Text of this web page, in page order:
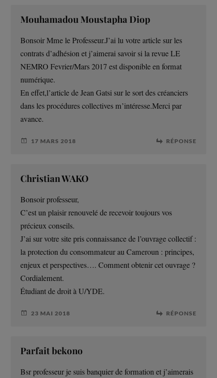
Mouhamadou Moustapha Diop
Bonsoir Mme le Professeur.J’ai lu votre article sur les
contrats d’adhésion et j’aimerai savoir si la revue LE
NEMRO Fevrier/Mars 2017 est disponible en format
numérique.
En effet,l’article de Jean Gatsi sur le sort des créanciers
dans les procédures collectives m’intéresse.Merci par
avance.
17 MARS 2018 RÉPONSE
Christian WAKO
Bonsoir professeur,
C’est un plaisir renouvelé de recevoir toujours vos
précieux conseils.
J’ai sur votre site pris connaissance de l’ouvrage collectif :
la protection du consommateur au Cameroun : principes,
enjeux et perspectives…. Comment obtenir cet ouvrage ?
Cordialement.
Étudiant de droit à U/YDE.
23 MAI 2018 RÉPONSE
Parfait bekono
Bsr professeur je suis banquier de formation et j’aimerais